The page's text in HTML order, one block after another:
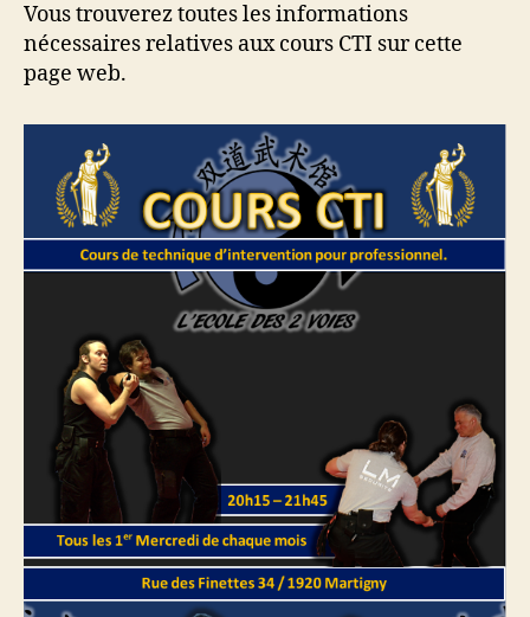
Vous trouverez toutes les informations
nécessaires relatives aux cours CTI sur cette
page web.